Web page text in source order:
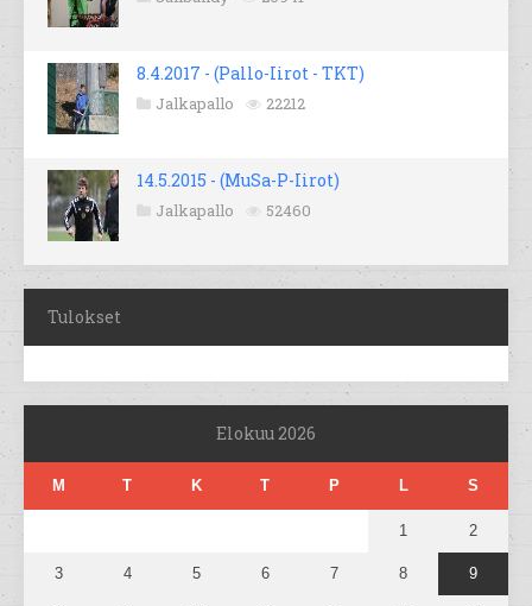
8.4.2017 - (Pallo-Iirot - TKT)
Jalkapallo 22212
14.5.2015 - (MuSa-P-Iirot)
Jalkapallo 52460
Tulokset
Elokuu 2026
M T K T P L S
1 2
3 4 5 6 7 8 9